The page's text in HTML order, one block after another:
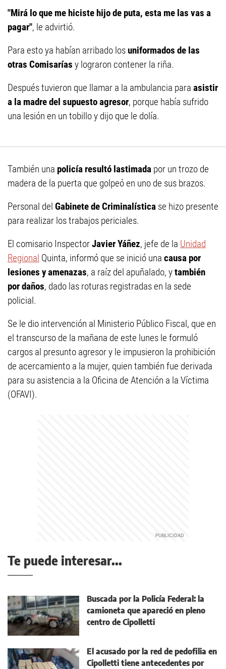
"Mirá lo que me hiciste hijo de puta, esta me las vas a
pagar", le advirtió.
Para esto ya habían arribado losuniformados de las
otras Comisarías y lograron contener la riña.
Después tuvieron que llamar a la ambulancia para asistir
a la madre del supuesto agresor, porque había sufrido
una lesión en un tobillo y dijo que le dolía.
También una policía resultó lastimada por un trozo de
madera de la puerta que golpeó en uno de sus brazos.
Personal del Gabinete de Criminalística se hizo presente
para realizar los trabajos periciales.
El comisario InspectorJavier Yáñez, jefe de la Unidad
Regional Quinta, informó que se inició una causa por
lesiones y amenazas, a raíz del apuñalado, ytambién
por daños, dado las roturas registradas en la sede
policial.
Se le dio intervención al Ministerio Público Fiscal, que en
el transcurso de la mañana de este lunes le formuló
cargos al presunto agresor y le impusieron la prohibición
de acercamiento a la mujer, quien también fue derivada
para su asistencia a la Oficina de Atención a la Víctima
(OFAVI).
Te puede interesar...
Buscada por la Policía Federal: la
camioneta que apareció en pleno
centro de Cipolletti
El acusado por la red de pedofilia en
Cipolletti tiene antecedentes por